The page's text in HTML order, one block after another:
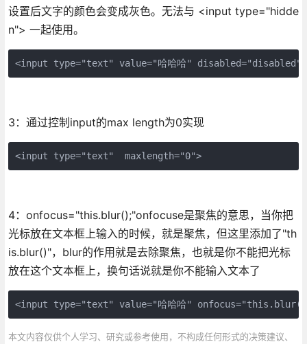
设置后文字的颜色会变成灰色。无法与 <input type="hidde
n"> 一起使用。
<input type="text" value="哈哈哈" disabled="disabled">
3：通过控制input的max length为0实现
<input type="text"  maxlength="0">
4：onfocus="this.blur();"onfocuse是聚焦的意思，当你把
光标放在文本框上输入的时候，就是聚焦，但这里添加了"th
is.blur()"，blur的作用就是去除聚焦，也就是你不能把光标
放在这个文本框上，换句话说就是你不能输入文本了
<input type="text" value="哈哈哈"
本文内容仅供个人学习、研究或参考使用，不构成任何形式的决策建议、